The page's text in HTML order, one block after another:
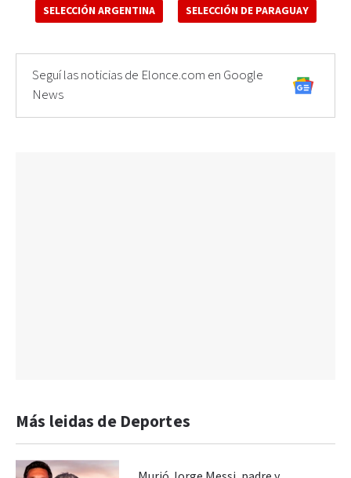
SELECCIÓN ARGENTINA SELECCIÓN DE PARAGUAY
Seguí las noticias de Elonce.com en Google
News
Más leidas de Deportes